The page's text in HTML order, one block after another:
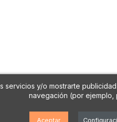
y/o mostrarte
navegación (por ejemplo,
Aceptar